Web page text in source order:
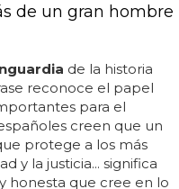
de un gran hombre
de la historia
reconoce el papel
para el
creen que un
protege a los más
y la justicia... significa
honesta que cree en lo